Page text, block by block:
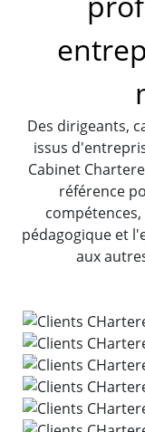
Des dirigeants,
issus
Cabinet
référence
pédagogique et
aux